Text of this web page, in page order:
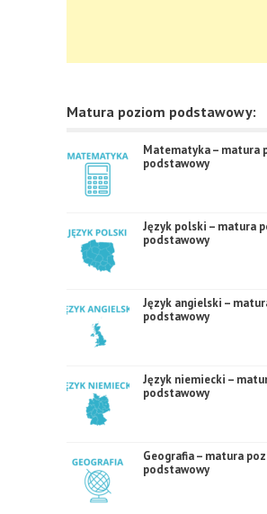
Matura poziom podstawowy:
Matematyka – matura
podstawowy
Język polski – matura
podstawowy
Język angielski –
podstawowy
Język niemiecki –
podstawowy
Geografia – matura
podstawowy